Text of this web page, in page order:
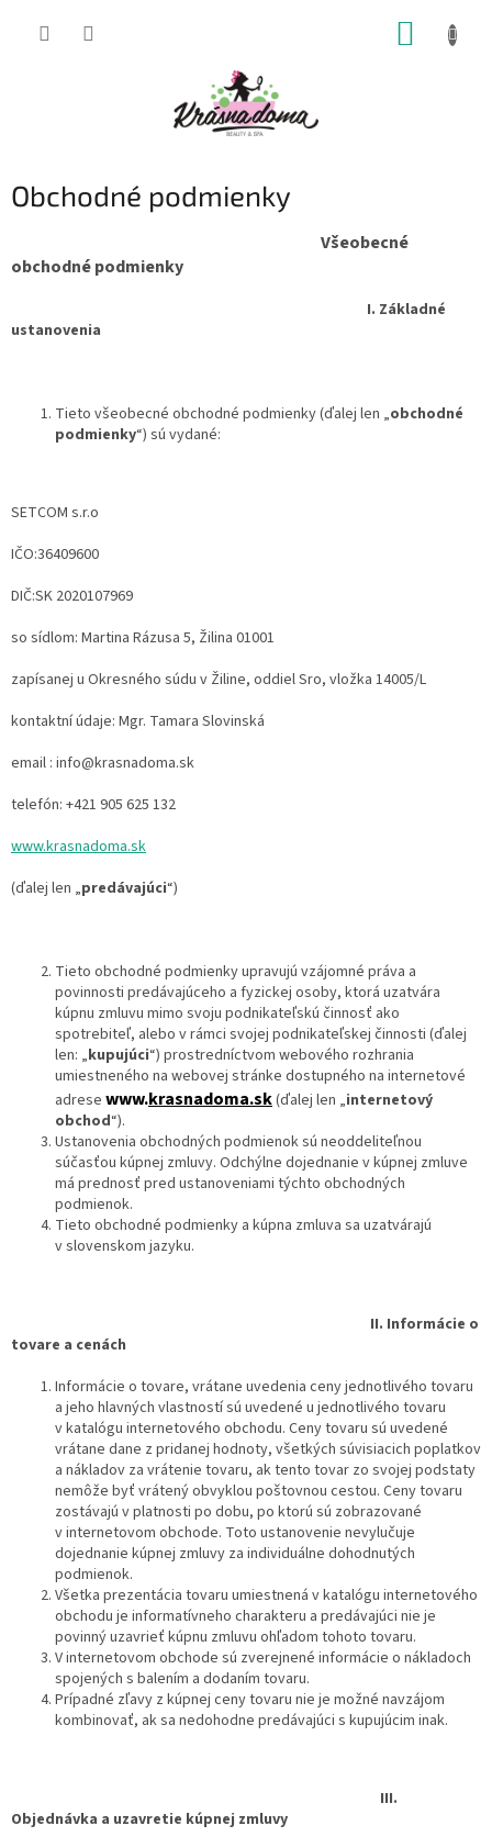
Obchodné podmienky
Všeobecné
obchodné podmienky
I. Základné
ustanovenia
Tieto všeobecné obchodné podmienky (ďalej len „obchodné
podmienky“) sú vydané:
SETCOM s.r.o
IČO:36409600
DIČ:SK 2020107969
so sídlom: Martina Rázusa 5, Žilina 01001
zapísanej u Okresného súdu v Žiline, oddiel Sro, vložka 14005/L
kontaktní údaje: Mgr. Tamara Slovinská
email : info@krasnadoma.sk
telefón: +421 905 625 132
www.krasnadoma.sk
(ďalej len „predávajúci“)
Tieto obchodné podmienky upravujú vzájomné práva a
povinnosti predávajúceho a fyzickej osoby, ktorá uzatvára
kúpnu zmluvu mimo svoju podnikateľskú činnosť ako
spotrebiteľ, alebo v rámci svojej podnikateľskej činnosti (ďalej
len: „kupujúci“) prostredníctvom webového rozhrania
umiestneného na webovej stránke dostupného na internetové
adrese www.krasnadoma.sk(ďalej len „internetový
obchod“).
Ustanovenia obchodných podmienok sú neoddeliteľnou
súčasťou kúpnej zmluvy. Odchýlne dojednanie v kúpnej zmluve
má prednosť pred ustanoveniami týchto obchodných
podmienok.
Tieto obchodné podmienky a kúpna zmluva sa uzatvárajú
v slovenskom jazyku.
II. Informácie o
tovare a cenách
Informácie o tovare, vrátane uvedenia ceny jednotlivého tovaru
a jeho hlavných vlastností sú uvedené u jednotlivého tovaru
v katalógu internetového obchodu. Ceny tovaru sú uvedené
vrátane dane z pridanej hodnoty, všetkých súvisiacich poplatkov
a nákladov za vrátenie tovaru, ak tento tovar zo svojej podstaty
nemôže byť vrátený obvyklou poštovnou cestou. Ceny tovaru
zostávajú v platnosti po dobu, po ktorú sú zobrazované
v internetovom obchode. Toto ustanovenie nevylučuje
dojednanie kúpnej zmluvy za individuálne dohodnutých
podmienok.
Všetka prezentácia tovaru umiestnená v katalógu internetového
obchodu je informatívneho charakteru a predávajúci nie je
povinný uzavrieť kúpnu zmluvu ohľadom tohoto tovaru.
V internetovom obchode sú zverejnené informácie o nákladoch
spojených s balením a dodaním tovaru.
Prípadné zľavy z kúpnej ceny tovaru nie je možné navzájom
kombinovať, ak sa nedohodne predávajúci s kupujúcim inak.
III.
Objednávka a uzavretie kúpnej zmluvy